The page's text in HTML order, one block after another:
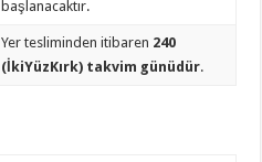
başlanacaktır.
Yer tesliminden itibaren 240
(İkiYüzKırk) takvim günüdür.